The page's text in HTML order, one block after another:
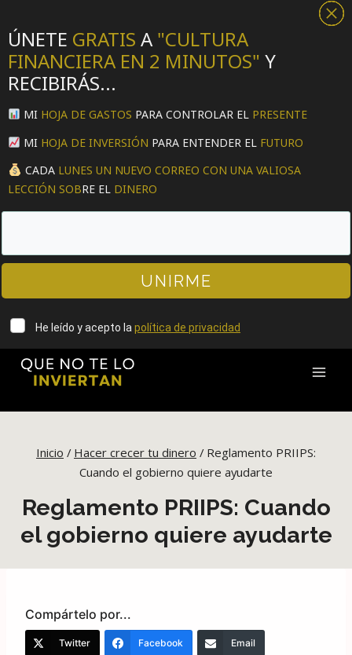
Saltar
Inicio / Hacer crecer tu dinero / Reglamento PRIIPS:
Cuando el gobierno quiere ayudarte
Reglamento PRIIPS: Cuando
el gobierno quiere ayudarte
Compártelo por...
Twitter Facebook Email
ÚNETE GRATIS A"CULTURA
FINANCIERA EN 2 MINUTOS" Y
RECIBIRÁS...
MI HOJA DE GASTOS PARA CONTROLAR EL PRESENTE
MI HOJA DE INVERSIÓN PARA ENTENDER EL FUTURO
CADA LUNES UN NUEVO CORREO CON UNA VALIOSA
LECCIÓN SOBRE EL DINERO
UNIRME
He leído y acepto la política de privacidad